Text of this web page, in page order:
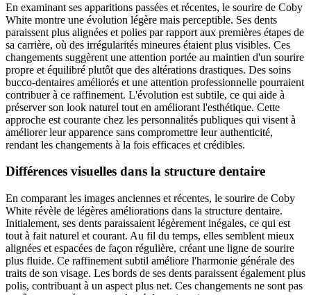
En examinant ses apparitions passées et récentes, le sourire de Coby
White montre une évolution légère mais perceptible. Ses dents
paraissent plus alignées et polies par rapport aux premières étapes de
sa carrière, où des irrégularités mineures étaient plus visibles. Ces
changements suggèrent une attention portée au maintien d'un sourire
propre et équilibré plutôt que des altérations drastiques. Des soins
bucco-dentaires améliorés et une attention professionnelle pourraient
contribuer à ce raffinement. L'évolution est subtile, ce qui aide à
préserver son look naturel tout en améliorant l'esthétique. Cette
approche est courante chez les personnalités publiques qui visent à
améliorer leur apparence sans compromettre leur authenticité,
rendant les changements à la fois efficaces et crédibles.
Différences visuelles dans la structure dentaire
En comparant les images anciennes et récentes, le sourire de Coby
White révèle de légères améliorations dans la structure dentaire.
Initialement, ses dents paraissaient légèrement inégales, ce qui est
tout à fait naturel et courant. Au fil du temps, elles semblent mieux
alignées et espacées de façon régulière, créant une ligne de sourire
plus fluide. Ce raffinement subtil améliore l'harmonie générale des
traits de son visage. Les bords de ses dents paraissent également plus
polis, contribuant à un aspect plus net. Ces changements ne sont pas